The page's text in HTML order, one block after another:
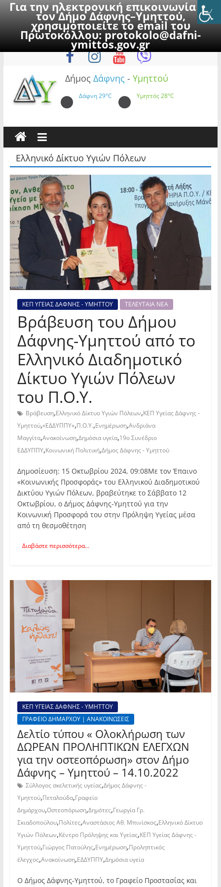
Για την ηλεκτρονική επικοινωνία με
τον Δήμο Δάφνης–Υμηττού,
χρησιμοποιείτε το email του
Πρωτοκόλλου:protokolo@dafni-
ymittos.gov.gr
to
Πέμπτη, 6 Αυγούστου 2026
Δήμος Δάφνης - Υμηττού
Δάφνη29°C Υμηττός28°C
Ελληνικό Δίκτυο Υγιών Πόλεων
ΚΕΠ ΥΓΕΙΑΣ ΔΑΦΝΗΣ - ΥΜΗΤΤΟΥ ΤΕΛΕΥΤΑΙΑ ΝΕΑ
Βράβευση του Δήμου
Δάφνης-Υμηττού από το
Ελληνικό Διαδημοτικό
Δίκτυο Υγιών Πόλεων
του Π.Ο.Υ.
Βράβευση,Ελληνικό Δίκτυο Υγιών Πόλεων,ΚΕΠ Υγείας Δάφνης -
Υμηττού,«ΕΔΔΥΠΠΥ»,Π.Ο.Υ.,Ενημέρωση,Ανδριάνα
Μαγγίτα,Ανακοίνωση,Δημόσια υγεία,19ο Συνέδριο
ΕΔΔΥΠΠΥ,Κοινωνική Πολιτική,Δήμος Δάφνης - Υμηττού
Δημοσίευση: 15 Οκτωβρίου 2024, 09:08Με τον Έπαινο
«Κοινωνικής Προσφοράς» του Ελληνικού Διαδημοτικού
Δικτύου Υγιών Πόλεων, βραβεύτηκε το Σάββατο 12
Οκτωβρίου, ο Δήμος Δάφνης-Υμηττού για την
Κοινωνική Προσφορά του στην Πρόληψη Υγείας μέσα
από τη θεσμοθέτηση
Διαβάστε περισσότερα...
ΚΕΠ ΥΓΕΙΑΣ ΔΑΦΝΗΣ - ΥΜΗΤΤΟΥ
ΓΡΑΦΕΙΟ ΔΗΜΑΡΧΟΥ | ΑΝΑΚΟΙΝΩΣΕΙΣ
Δελτίο τύπου « Ολοκλήρωση των
ΔΩΡΕΑΝ ΠΡΟΛΗΠΤΙΚΩΝ ΕΛΕΓΧΩΝ
για την οστεοπόρωση» στον Δήμο
Δάφνης – Υμηττού – 14.10.2022
Σύλλογος σκελετικής υγείας,Δήμος Δάφνης -
Υμηττού,Πεταλούδα,Γραφείο
Δημάρχου,Οστεοπόρωση,Δημότες,Γεωργία Γρ.
Σκιαδοπούλου,Πολίτες,Αναστάσιος Αθ. Μπινίσκος,Ελληνικό Δίκτυο
Υγιών Πόλεων,Κέντρο Πρόληψης και Υγείας,ΚΕΠ Υγείας Δάφνης -
Υμηττού,Γιώργος Πατούλης,Ενημέρωση,Προληπτικός
έλεγχος,Ανακοίνωση,ΕΔΔΥΠΠΥ,Δημόσια υγεία
Ο Δήμος Δάφνης-Υμηττού, το Γραφείο Προστασίας και